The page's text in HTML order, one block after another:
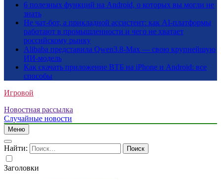
6 полезных функций на Android, о которых вы могли не
знать
Не чат-бот, а прикладной ассистент: как AI-платформы
работают в промышленности и чего не хватает
российскому рынку
Alibaba представила Qwen3.8-Max — свою крупнейшую
ИИ-модель
Как скачать приложение ВТБ на iPhone и Android: все
способы
Игровой
Новостная рассылка
Случайные новости
Меню
Найти:
Заголовки